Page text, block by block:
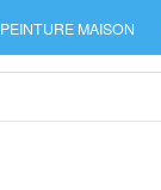
PEINTURE MAISON